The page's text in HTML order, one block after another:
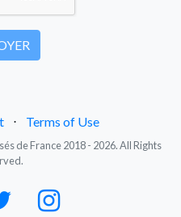
⋅ Terms of Use
de France 2018 - 2026. All Rights